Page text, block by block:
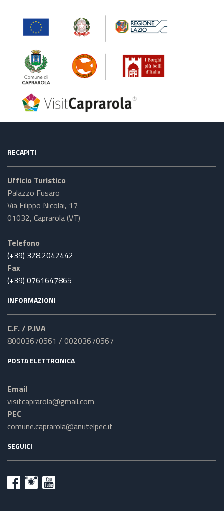
RECAPITI
Ufficio Turistico
Palazzo Fusaro
Via Filippo Nicolai, 17
01032, Caprarola (VT)
Telefono
(+39) 328.2042442
Fax
(+39) 0761647865
INFORMAZIONI
C.F. / P.IVA
80003670561 / 00203670567
POSTA ELETTRONICA
Email
visitcaprarola@gmail.com
PEC
comune.caprarola@anutelpec.it
SEGUICI